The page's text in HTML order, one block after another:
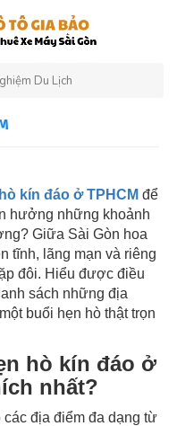
Du Lịch
kín đáo ở TPHCM để
hưởng những khoảnh
Giữa Sài Gòn hoa
tĩnh, lãng mạn và riêng
đôi. Hiểu được điều
sách những địa
buổi hẹn hò thật trọn
hò kín đáo ở
nhất?
địa điểm đa dạng từ